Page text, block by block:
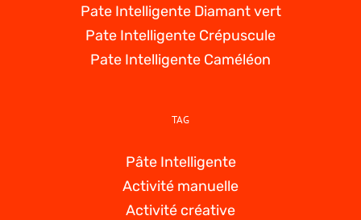
Pate Intelligente Diamant vert
Pate Intelligente Crépuscule
Pate Intelligente Caméléon
TAG
Pâte Intelligente
Activité manuelle
Activité créative